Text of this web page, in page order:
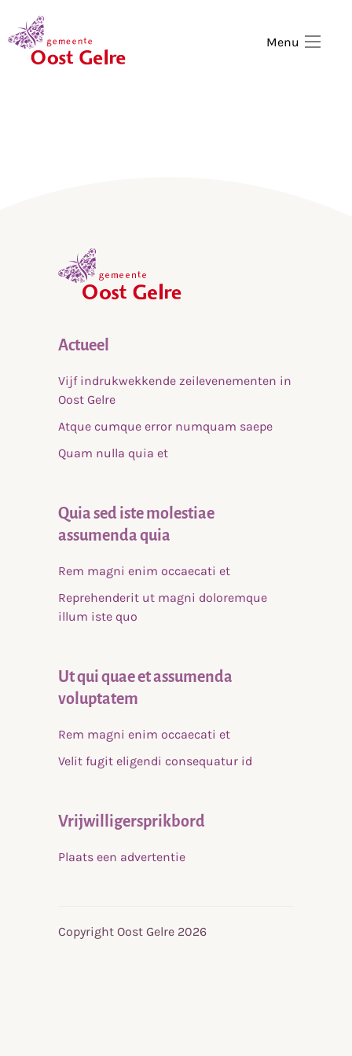
Menu
Actueel
Vijf indrukwekkende zeilevenementen in
Oost Gelre
Atque cumque error numquam saepe
Quam nulla quia et
Quia sed iste molestiae
assumenda quia
Rem magni enim occaecati et
Reprehenderit ut magni doloremque
illum iste quo
Ut qui quae et assumenda
voluptatem
Rem magni enim occaecati et
Velit fugit eligendi consequatur id
Vrijwilligersprikbord
Plaats een advertentie
Copyright Oost Gelre 2026